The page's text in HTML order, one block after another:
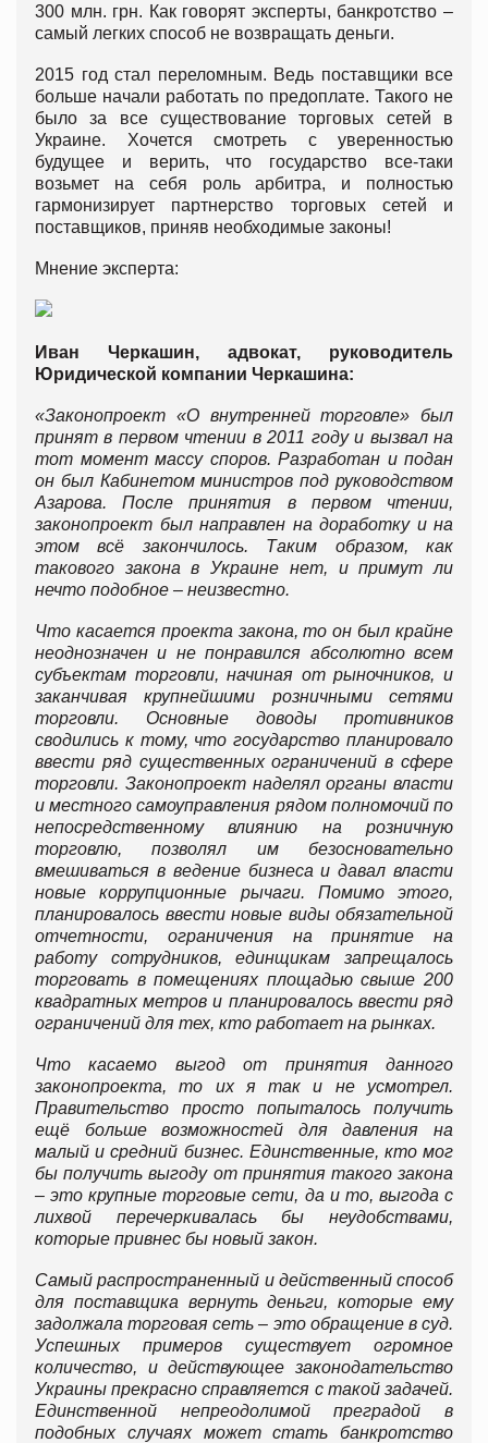
300 млн. грн. Как говорят эксперты, банкротство –
самый легких способ не возвращать деньги.
2015 год стал переломным. Ведь поставщики все
больше начали работать по предоплате. Такого не
было за все существование торговых сетей в
Украине. Хочется смотреть с уверенностью
будущее и верить, что государство все-таки
возьмет на себя роль арбитра, и полностью
гармонизирует партнерство торговых сетей и
поставщиков, приняв необходимые законы!
Мнение эксперта:
Иван Черкашин, адвокат, руководитель
Юридической компании Черкашина:
«Законопроект «О внутренней торговле» был
принят в первом чтении в 2011 году и вызвал на
тот момент массу споров. Разработан и подан
он был Кабинетом министров под руководством
Азарова. После принятия в первом чтении,
законопроект был направлен на доработку и на
этом всё закончилось. Таким образом, как
такового закона в Украине нет, и примут ли
нечто подобное – неизвестно.
Что касается проекта закона, то он был крайне
неоднозначен и не понравился абсолютно всем
субъектам торговли, начиная от рыночников, и
заканчивая крупнейшими розничными сетями
торговли. Основные доводы противников
сводились к тому, что государство планировало
ввести ряд существенных ограничений в сфере
торговли. Законопроект наделял органы власти
и местного самоуправления рядом полномочий по
непосредственному влиянию на розничную
торговлю, позволял им безосновательно
вмешиваться в ведение бизнеса и давал власти
новые коррупционные рычаги. Помимо этого,
планировалось ввести новые виды обязательной
отчетности, ограничения на принятие на
работу сотрудников, единщикам запрещалось
торговать в помещениях площадью свыше 200
квадратных метров и планировалось ввести ряд
ограничений для тех, кто работает на рынках.
Что касаемо выгод от принятия данного
законопроекта, то их я так и не усмотрел.
Правительство просто попыталось получить
ещё больше возможностей для давления на
малый и средний бизнес. Единственные, кто мог
бы получить выгоду от принятия такого закона
– это крупные торговые сети, да и то, выгода с
лихвой перечеркивалась бы неудобствами,
которые привнес бы новый закон.
Самый распространенный и действенный способ
для поставщика вернуть деньги, которые ему
задолжала торговая сеть – это обращение в суд.
Успешных примеров существует огромное
количество, и действующее законодательство
Украины прекрасно справляется с такой задачей.
Единственной непреодолимой преградой в
подобных случаях может стать банкротство